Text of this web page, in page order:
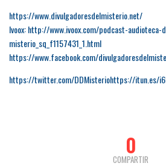
https://www.divulgadoresdelmisterio.net/
Ivoox: http://www.ivoox.com/podcast-audioteca-
misterio_sq_f1157431_1.html
https://www.facebook.com/
https://twitter.com/DDMisteriohttps://itun.es/
0
COMPARTIR